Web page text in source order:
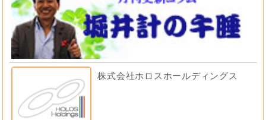
株式会社ホロスホールディングス